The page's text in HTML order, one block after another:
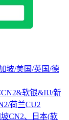
坡/美国/英国/德
CN2&软银&IIJ/新
荷兰CU2
CN2、日本(软